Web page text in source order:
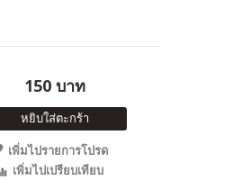
150 บาท
หยิบใส่ตะกร้า
เพิ่มไปรายการโปรด
เพิ่มไปเปรียบเทียบ